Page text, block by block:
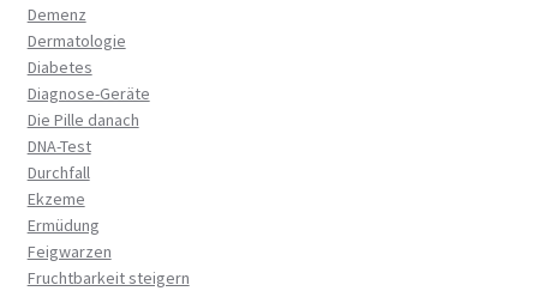
Demenz
Dermatologie
Diabetes
Diagnose-Geräte
Die Pille danach
DNA-Test
Durchfall
Ekzeme
Ermüdung
Feigwarzen
Fruchtbarkeit steigern